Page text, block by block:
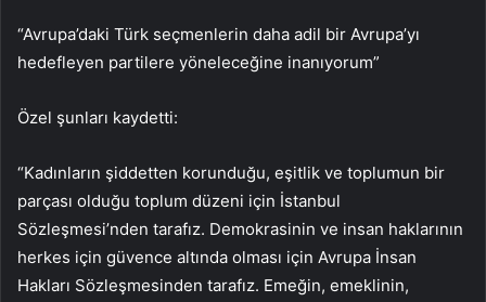
“Avrupa’daki Türk seçmenlerin daha adil bir Avrupa’yı
hedefleyen partilere yöneleceğine inanıyorum”
Özel şunları kaydetti:
“Kadınların şiddetten korunduğu, eşitlik ve toplumun bir
parçası olduğu toplum düzeni için İstanbul
Sözleşmesi’nden tarafız. Demokrasinin ve insan haklarının
herkes için güvence altında olması için Avrupa İnsan
Hakları Sözleşmesinden tarafız. Emeğin, emeklinin,